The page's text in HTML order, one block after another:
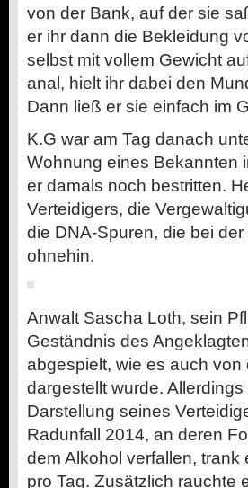
von der Bank, auf der sie
er ihr dann die Bekleidung
selbst mit vollem Gewicht
anal, hielt ihr dabei den
Dann ließ er sie einfach im
K.G war am Tag danach
Wohnung eines Bekannten
er damals noch bestritten.
Verteidigers, die
die DNA-Spuren, die bei
ohnehin.
Anwalt Sascha Loth, sein
Geständnis des
abgespielt, wie es auch
dargestellt wurde.
Darstellung seines
Radunfall 2014, an deren
dem Alkohol verfallen,
pro Tag. Zusätzlich rauchte